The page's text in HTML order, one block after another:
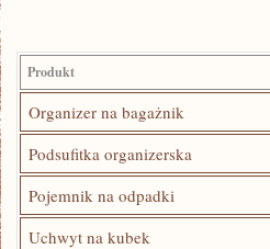
Produkt
Organizer na bagażnik
Podsufitka organizerska
Pojemnik na odpadki
Uchwyt na kubek